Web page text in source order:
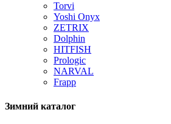
Torvi
Yoshi Onyx
ZETRIX
Dolphin
HITFISH
Prologic
NARVAL
Frapp
Зимний каталог